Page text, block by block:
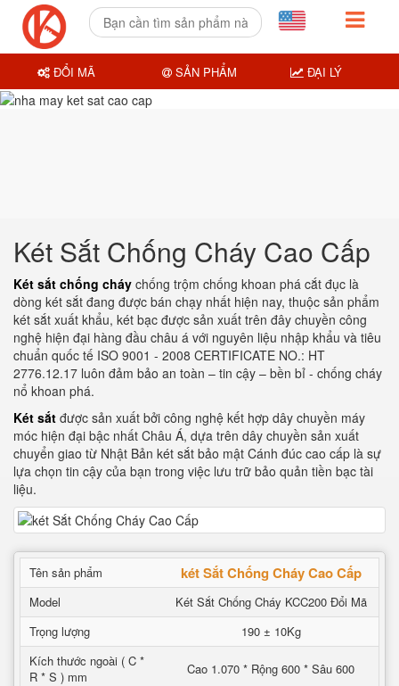
Két Sắt Chống Cháy Cao Cấp
Két sắt chống cháy chống trộm chống khoan phá cắt đục là
dòng két sắt đang được bán chạy nhất hiện nay, thuộc sản phẩm
két sắt xuất khẩu, két bạc được sản xuất trên đây chuyền công
nghệ hiện đại hàng đầu châu á với nguyên liệu nhập khẩu và tiêu
chuẩn quốc tế ISO 9001 - 2008 CERTIFICATE NO.: HT
2776.12.17 luôn đảm bảo an toàn – tin cậy – bền bỉ - chống cháy
nổ khoan phá.
Két sắt được sản xuất bởi công nghệ kết hợp dây chuyền máy
móc hiện đại bậc nhất Châu Á, dựa trên dây chuyền sản xuất
chuyển giao từ Nhật Bản két sắt bảo mật Cánh đúc cao cấp là sự
lựa chọn tin cậy của bạn trong việc lưu trữ bảo quản tiền bạc tài
liệu.
Tên sản phẩm két Sắt Chống Cháy Cao Cấp
Model
Két Sắt Chống Cháy KCC200 Đổi Mã
Trọng lượng
190 ± 10Kg
Kích thước ngoài ( C *
R * S ) mm
Cao 1.070 * Rộng 600 * Sâu 600
ĐỔI MÃ SẢN PHẨM ĐẠI LÝ